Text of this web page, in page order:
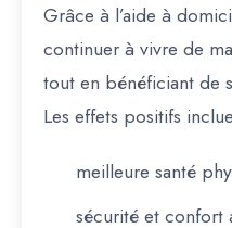
Grâce à l’aide à
continuer à vivre de
tout en bénéficiant de
Les effets positifs
meilleure santé
sécurité et confort